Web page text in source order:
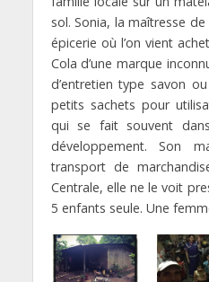
sol. Sonia, la maîtresse
épicerie où l’on vient
Cola d’une marque
d’entretien type savon
petits sachets pour
qui se fait souvent
développement. Son
transport de
Centrale, elle ne le voit
5 enfants seule. Une